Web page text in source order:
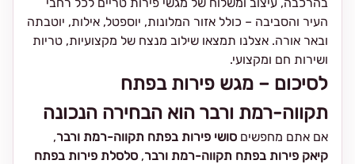
העיר והסביבה – כולל אזור המלונות, יוספטל, אילות, יוטבתה
ובאר אורה. אצלנו תמצאו שילוב מנצח של מקצועיות, טריות
ושירות חם ומקצועי.
לסיכום – מגש פירות בפתח
תקווה-רמת ורבר הוא הבחירה הנכונה
אם אתם מחפשים סושי פירות בפתח תקווה-רמת ורבר,
קיאק פירות בפתח תקווה-רמת ורבר, סלסלת פירות בפתח